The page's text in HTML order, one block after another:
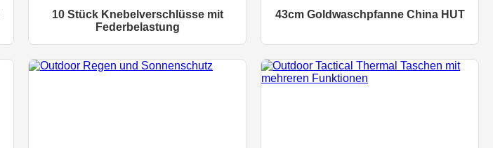
10 Stück Knebelverschlüsse mit
Federbelastung
43cm Goldwaschpfanne China HUT